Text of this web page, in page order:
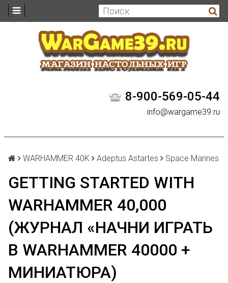
8-900-569-05-44
info@wargame39.ru
WARHAMMER 40K Adeptus Astartes Space Marines
GETTING STARTED WITH
WARHAMMER 40,000
(ЖУРНАЛ «НАЧНИ ИГРАТЬ
В WARHAMMER 40000 +
МИНИАТЮРА)